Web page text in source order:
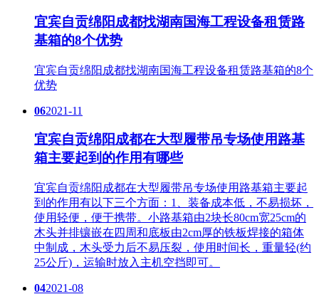
宜宾自贡绵阳成都找湖南国海工程设备租赁路
基箱的8个优势
宜宾自贡绵阳成都找湖南国海工程设备租赁路基箱的8个
优势
062021-11
宜宾自贡绵阳成都在大型履带吊专场使用路基
箱主要起到的作用有哪些
宜宾自贡绵阳成都在大型履带吊专场使用路基箱主要起
到的作用有以下三个方面：1、装备成本低，不易损坏，
使用轻便，便于携带。小路基箱由2块长80cm宽25cm的
木头并排镶嵌在四周和底板由2cm厚的铁板焊接的箱体
中制成，木头受力后不易压裂，使用时间长，重量轻(约
25公斤)，运输时放入主机空挡即可。
042021-08